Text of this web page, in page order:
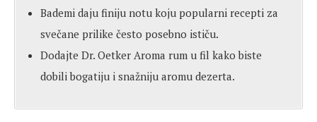
Bademi daju finiju notu koju popularni recepti za
svečane prilike često posebno ističu.
Dodajte Dr. Oetker Aroma rum u fil kako biste
dobili bogatiju i snažniju aromu dezerta.